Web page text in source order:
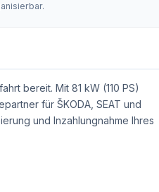
bereit. Mit 81 kW (110 PS)
für ŠKODA, SEAT und
und Inzahlungnahme Ihres